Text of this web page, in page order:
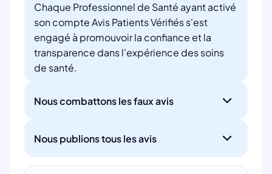
Chaque Professionnel de Santé ayant activé
son compte Avis Patients Vérifiés s'est
engagé à promouvoir la confiance et la
transparence dans l'expérience des soins
de santé.
Nous combattons les faux avis
Nous publions tous les avis